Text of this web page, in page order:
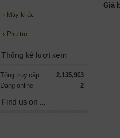
Giá
› Máy khác
› Phụ trợ
Thống kê lượt xem
Tổng truy cập
2,135,903
Đang online
2
Find us on ...